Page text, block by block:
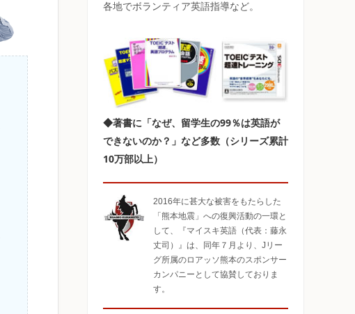
各地でボランティア英語指導など。
◆著書に「なぜ、留学生の99％は英語が
できないのか？」など多数（シリーズ累計
10万部以上）
2016年に甚大な被害をもたらした
「熊本地震」への復興活動の一環と
して、『マイスキ英語（代表：藤永
丈司）』は、同年７月より、Jリー
グ所属のロアッソ熊本のスポンサー
カンパニーとして協賛しておりま
す。